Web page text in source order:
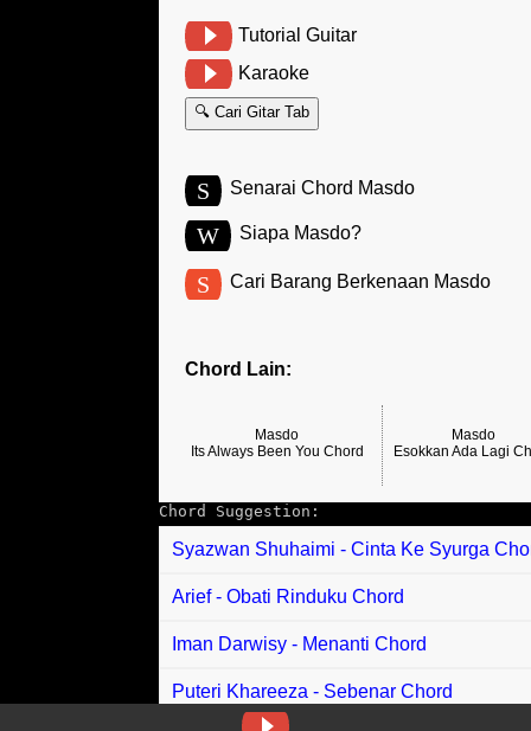
Tutorial Guitar
Karaoke
🔍 Cari Gitar Tab
S Senarai Chord Masdo
W Siapa Masdo?
S Cari Barang Berkenaan Masdo
Chord Lain:
Masdo
Its Always Been You Chord
Masdo
Esokkan Ada Lagi
Chord Suggestion:
Syazwan Shuhaimi - Cinta Ke Syurga
Arief - Obati Rinduku Chord
Iman Darwisy - Menanti Chord
Puteri Khareeza - Sebenar Chord